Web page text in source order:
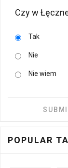
Czy w
Tak
Nie
Nie wiem
POPULAR